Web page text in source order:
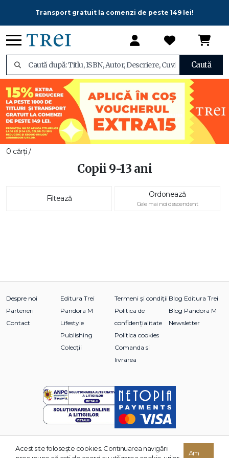
Transport gratuit la comenzi de peste 149 lei!
Caută
0 cărți /
Copii 9-13 ani
Filtează Ordonează
Cele mai noi descendent
Despre noi
Parteneri
Contact
Editura Trei
Pandora M
Lifestyle
Publishing
Colecții
Termeni și condiții
Politica de
confidențialitate
Politica cookies
Comanda si
livrarea
Blog Editura Trei
Blog Pandora M
Newsletter
© 2026 Grupul Editorial TREI. Toate drepturile rezervate.
Acest site foloseşte cookies. Continuarea navigării
Am